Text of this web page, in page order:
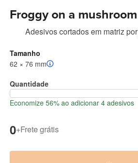
Froggy on a mushroom
Adesivos cortados em matriz por
Tamanho
62 × 76 mm
Quantidade
Economize 56% ao adicionar 4 adesivos
0+Frete grátis